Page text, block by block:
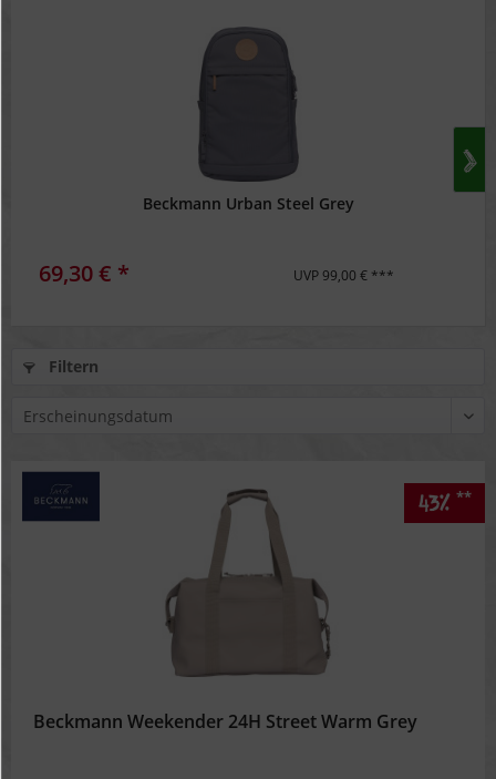
Beckmann Urban Steel Grey
69,30 € * UVP 99,00 € ***
Filtern
43% **
Beckmann Weekender 24H Street Warm Grey